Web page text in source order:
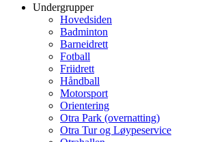
Undergrupper
Hovedsiden
Badminton
Barneidrett
Fotball
Friidrett
Håndball
Motorsport
Orientering
Otra Park (overnatting)
Otra Tur og Løypeservice